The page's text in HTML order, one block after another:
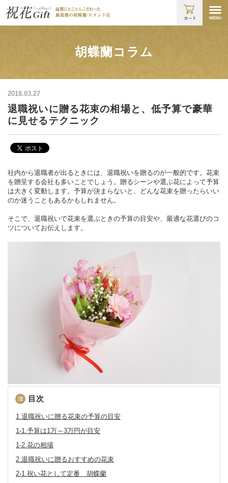
胡蝶蘭コラム
2018.03.27
退職祝いに贈る花束の相場と、低予算で豪華
に見せるテクニック
社内から退職者が出るときには、退職祝いを贈るのが一般的です。花束
を贈呈する会社も多いことでしょう。贈るシーンや選ぶ花によって予算
は大きく変動します。予算が決まらないと、どんな花束を贈ったらいい
のか迷うこともあるかもしれません。
そこで、退職祝いで花束を選ぶときの予算の目安や、最適な花選びのコ
ツについてお伝えします。
目次
退職祝いに贈る花束の予算の目安
1-1.予算は1万～3万円が目安
1-2.花の相場
退職祝いに贈るおすすめの花束
2-1.祝い花として定番 胡蝶蘭